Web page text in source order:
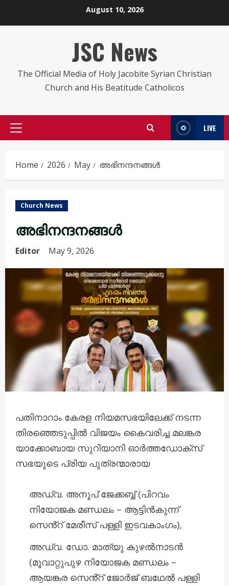
August 10, 2026
JSC News
The Official Media of Holy Jacobite Syrian Christian
Church and His Beatitude Catholicos
Primary
LIVE
Home 2026 May അഭിനന്ദനങ്ങൾ
Church News
അഭിനന്ദനങ്ങൾ
Editor May 9, 2026
പതിനാറാം കേരള നിയമസഭയിലേക്ക് നടന്ന
തിരഞ്ഞെടുപ്പിൽ വിജയം കൈവരിച്ച മലങ്കര
യാക്കോബായ സുറിയാനി ഓർത്തഡോക്സ്
സഭയുടെ പ്രിയ പുത്രന്മാരായ
അഡ്വ. അനൂപ് ജേക്കബ്ബ് (പിറവം
നിയോജക മണ്ഡലം – ആട്ടിൻകുന്ന്
സെൻ്റ് മേരീസ് പള്ളി ഇടവകാംഗം),
അഡ്വ. ഡോ. മാത്യു കുഴൽനാടൻ
(മൂവാറ്റുപുഴ നിയോജക മണ്ഡലം –
ആയങ്കര സെൻ്റ് ജോർജ് ബഥേൽ പള്ളി